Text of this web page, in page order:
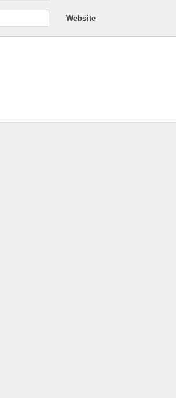
Website